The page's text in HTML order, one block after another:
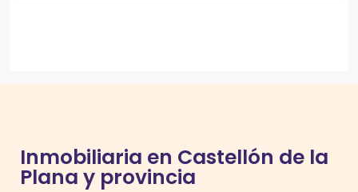
Inmobiliaria en Castellón de la
Plana y provincia